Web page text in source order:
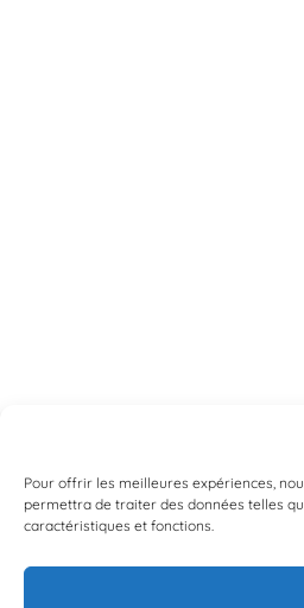
Pour offrir les meilleures expériences,
permettra de traiter des données telles
caractéristiques et fonctions.